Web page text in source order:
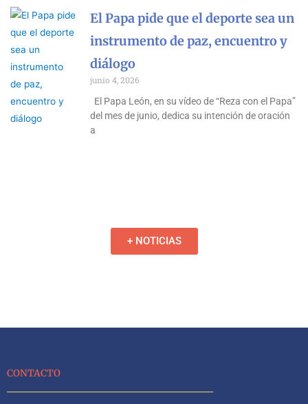
El Papa pide que el deporte sea un
instrumento de paz, encuentro y
diálogo
junio 4, 2026
El Papa León, en su vídeo de “Reza con el Papa”
del mes de junio, dedica su intención de oración
a
+ NOTICIAS
CONTACTO